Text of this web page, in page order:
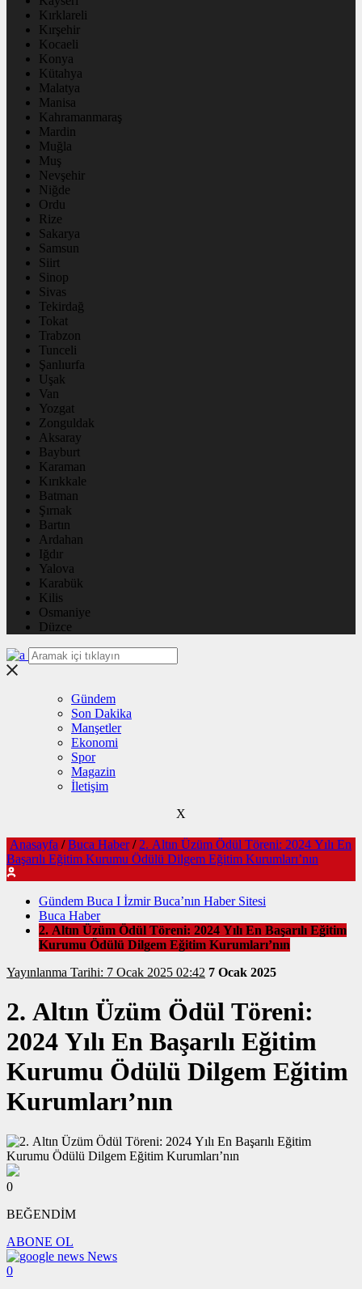
Kırklareli
Kırşehir
Kocaeli
Konya
Kütahya
Malatya
Manisa
Kahramanmaraş
Mardin
Muğla
Muş
Nevşehir
Niğde
Ordu
Rize
Sakarya
Samsun
Siirt
Sinop
Sivas
Tekirdağ
Tokat
Trabzon
Tunceli
Şanlıurfa
Uşak
Van
Yozgat
Zonguldak
Aksaray
Bayburt
Karaman
Kırıkkale
Batman
Şırnak
Bartın
Ardahan
Iğdır
Yalova
Karabük
Kilis
Osmaniye
Düzce
Gündem
Son Dakika
Manşetler
Ekonomi
Spor
Magazin
İletişim
X
Anasayfa / Buca Haber / 2. Altın Üzüm Ödül Töreni: 2024 Yılı En
Başarılı Eğitim Kurumu Ödülü Dilgem Eğitim Kurumları’nın
Gündem Buca I İzmir Buca’nın Haber Sitesi
Buca Haber
2. Altın Üzüm Ödül Töreni: 2024 Yılı En Başarılı Eğitim
Kurumu Ödülü Dilgem Eğitim Kurumları’nın
Yayınlanma Tarihi: 7 Ocak 2025 02:42 7 Ocak 2025
2. Altın Üzüm Ödül Töreni:
2024 Yılı En Başarılı Eğitim
Kurumu Ödülü Dilgem Eğitim
Kurumları’nın
0
BEĞENDİM
ABONE OL
News
0